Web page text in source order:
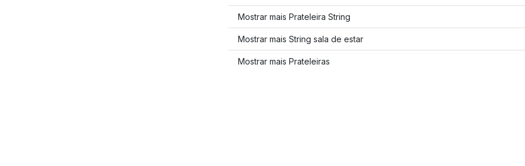
Mostrar mais Prateleira String
Mostrar mais String sala de estar
Mostrar mais Prateleiras